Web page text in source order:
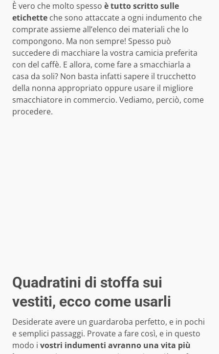
È vero che molto spesso è tutto scritto sulle
etichette che sono attaccate a ogni indumento che
comprate assieme all’elenco dei materiali che lo
compongono. Ma non sempre! Spesso può
succedere di macchiare la vostra camicia preferita
con del caffè. E allora, come fare a smacchiarla a
casa da soli? Non basta infatti sapere il trucchetto
della nonna appropriato oppure usare il migliore
smacchiatore in commercio. Vediamo, perciò, come
procedere.
Quadratini di stoffa sui
vestiti, ecco come usarli
Desiderate avere un guardaroba perfetto, e in pochi
e semplici passaggi. Provate a fare così, e in questo
modo i vostri indumenti avranno una vita più